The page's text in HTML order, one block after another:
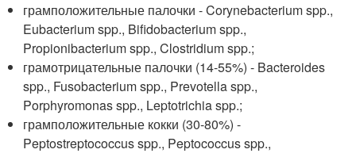
грамположительные палочки - Corynebacterium spp.,
Eubacterium spp., Bifidobacterium spp.,
Propionibacterium spp., Clostridium spp.;
грамотрицательные палочки (14-55%) - Bacteroides
spp., Fusobacterium spp., Prevotella spp.,
Porphyromonas spp., Leptotrichia spp.;
грамположительные кокки (30-80%) -
Peptostreptococcus spp., Peptococcus spp.,